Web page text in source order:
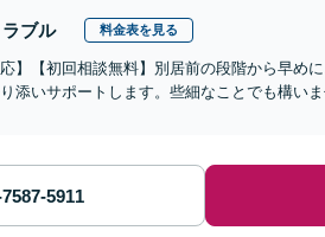
ブル 料金表を見る
応】【初回相談無料】別居前の段階から早
添いサポートします。些細なことでも構い